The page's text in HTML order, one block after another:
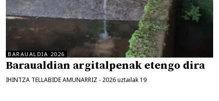
BARAUALDIA 2026
Baraualdian argitalpenak etengo dira
IHINTZA TELLABIDE AMUNARRIZ - 2026 uztailak 19